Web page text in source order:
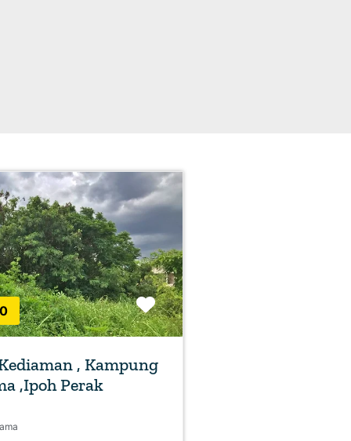
Favorite
, Kampung
,Ipoh Perak